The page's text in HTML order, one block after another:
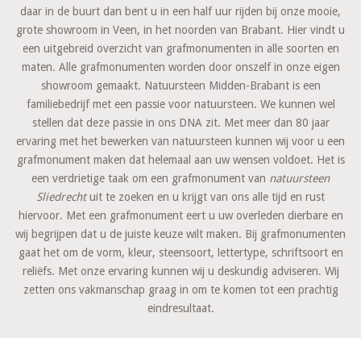
daar in de buurt dan bent u in een half uur rijden bij onze mooie,
grote showroom in Veen, in het noorden van Brabant. Hier vindt u
een uitgebreid overzicht van grafmonumenten in alle soorten en
maten. Alle grafmonumenten worden door onszelf in onze eigen
showroom gemaakt. Natuursteen Midden-Brabant is een
familiebedrijf met een passie voor natuursteen. We kunnen wel
stellen dat deze passie in ons DNA zit. Met meer dan 80 jaar
ervaring met het bewerken van natuursteen kunnen wij voor u een
grafmonument maken dat helemaal aan uw wensen voldoet. Het is
een verdrietige taak om een grafmonument van natuursteen
Sliedrechtuit te zoeken en u krijgt van ons alle tijd en rust
hiervoor. Met een grafmonument eert u uw overleden dierbare en
wij begrijpen dat u de juiste keuze wilt maken. Bij grafmonumenten
gaat het om de vorm, kleur, steensoort, lettertype, schriftsoort en
reliëfs. Met onze ervaring kunnen wij u deskundig adviseren. Wij
zetten ons vakmanschap graag in om te komen tot een prachtig
eindresultaat.